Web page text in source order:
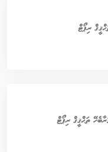
ރިޕޯޓް
ތަޙްޤީޤް ރިޕޯޓް